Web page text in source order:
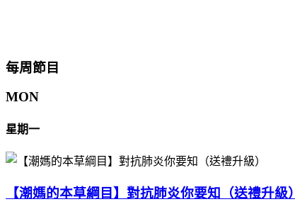
每周節目
MON
星期一
【潮媽的本草綱目】對抗肺炎你要知（送禮升級）